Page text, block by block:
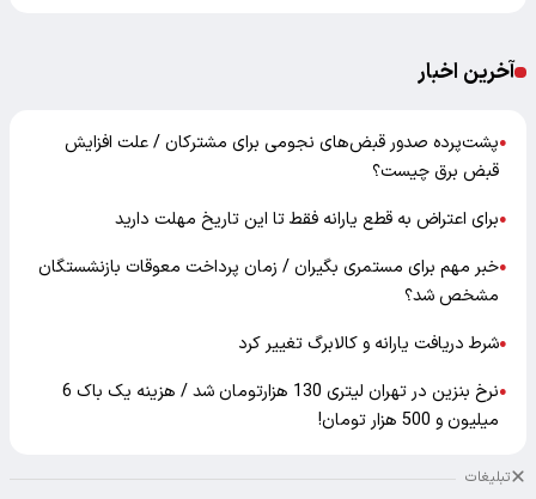
آخرین اخبار
●پشت‌پرده صدور قبض‌های نجومی برای مشترکان / علت افزایش
قبض برق چیست؟
●برای اعتراض به قطع یارانه فقط تا این تاریخ مهلت دارید
●خبر مهم برای مستمری بگیران / زمان پرداخت معوقات بازنشستگان
مشخص شد؟
●شرط دریافت یارانه و کالابرگ تغییر کرد
●
نرخ بنزین در تهران لیتری 130 هزارتومان شد / هزینه یک باک 6
میلیون و 500 هزار تومان!
تبلیغات